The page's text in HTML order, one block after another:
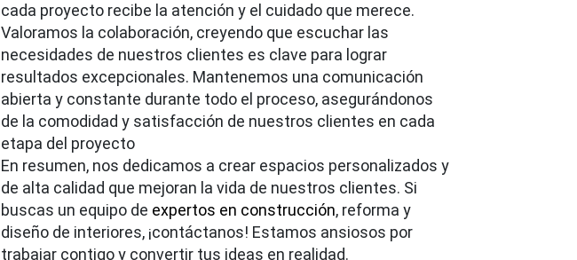
cada proyecto recibe la atención y el cuidado que merece.
Valoramos la colaboración, creyendo que escuchar las
necesidades de nuestros clientes es clave para lograr
resultados excepcionales. Mantenemos una comunicación
abierta y constante durante todo el proceso, asegurándonos
de la comodidad y satisfacción de nuestros clientes en cada
etapa del proyecto
En resumen, nos dedicamos a crear espacios personalizados y
de alta calidad que mejoran la vida de nuestros clientes. Si
buscas un equipo de expertos en construcción, reforma y
diseño de interiores, ¡contáctanos! Estamos ansiosos por
trabajar contigo y convertir tus ideas en realidad.